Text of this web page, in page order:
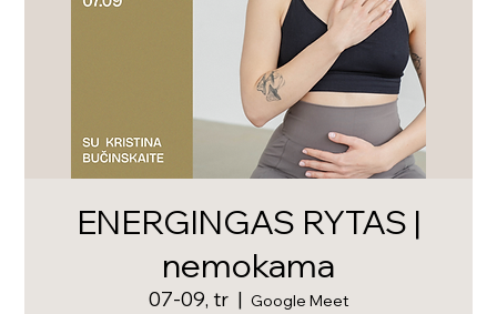
ENERGINGAS RYTAS |
nemokama
07-09, tr
  |
Google Meet